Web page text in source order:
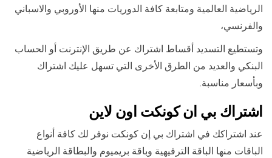
الرياضية العالمية ومتابعة كافة الدوريات منها الأوروبي والاسباني
والفرنسي،
وتستطيع التسديد أقساط اشتراك عن طريق الإنترنت أو الحساب
البنكي والعديد من الطرق الأخرى التي تسهل عليك اشتراك
وبأسعار مناسبة.
اشتراك بي ان كونكت اون لاين
عند اشتراكك في اشتراك بي إن كونكت نوفر لك كافة أنواع
الباقات منها الباقة الترفيهية وباقة بريميوم والبطاقة الرياضية